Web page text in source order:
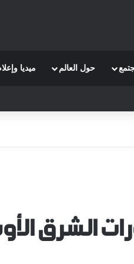
حول العالم ميديا
الشرق